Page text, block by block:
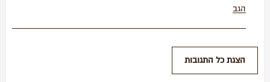
הגב